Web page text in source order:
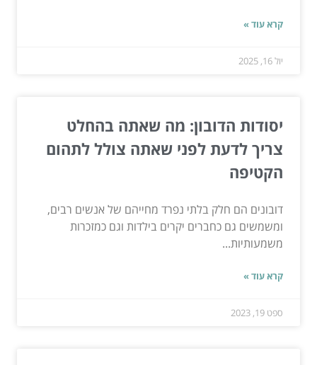
קרא עוד »
יול 16, 2025
יסודות הדובון: מה שאתה בהחלט
צריך לדעת לפני שאתה צולל לתהום
הקטיפה
דובונים הם חלק בלתי נפרד מחייהם של אנשים רבים,
ומשמשים גם כחברים יקרים בילדות וגם כמזכרות
משמעותיות...
קרא עוד »
ספט 19, 2023